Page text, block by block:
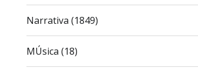
Narrativa (1849)
MÚsica (18)